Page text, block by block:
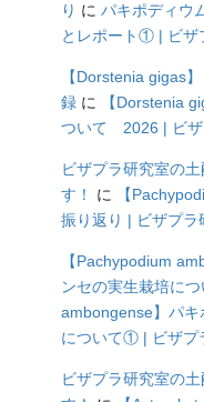
り に パキポディウ
とレポート① | ビザ
【Dorstenia gigas
録 に
【Dorstenia
ついて 2026 | ビザ
ビザプラ研究室の
す！
に
【
振り返り | ビザプラ
【Pachypodium
ンセの実生栽培に
ambongense】パキ
について① | ビザプ
ビザプラ研究室の